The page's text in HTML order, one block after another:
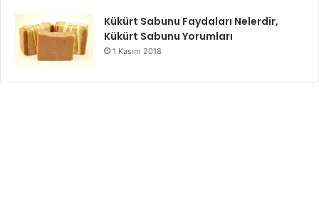
Kükürt Sabunu Faydaları Nelerdir,
Kükürt Sabunu Yorumları
1 Kasım 2018